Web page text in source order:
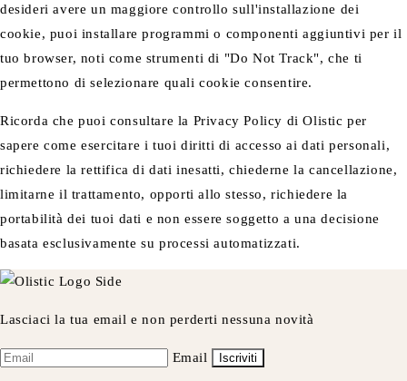
desideri avere un maggiore controllo sull'installazione dei
cookie, puoi installare programmi o componenti aggiuntivi per il
tuo browser, noti come strumenti di "Do Not Track", che ti
permettono di selezionare quali cookie consentire.
Ricorda che puoi consultare la Privacy Policy di Olistic per
sapere come esercitare i tuoi diritti di accesso ai dati personali,
richiedere la rettifica di dati inesatti, chiederne la cancellazione,
limitarne il trattamento, opporti allo stesso, richiedere la
portabilità dei tuoi dati e non essere soggetto a una decisione
basata esclusivamente su processi automatizzati.
Lasciaci la tua email e non perderti nessuna novità
Email Iscriviti